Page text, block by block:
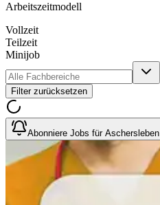
Arbeitszeitmodell
Vollzeit
Teilzeit
Minijob
Filter zurücksetzen
Abonniere Jobs für Aschersleben